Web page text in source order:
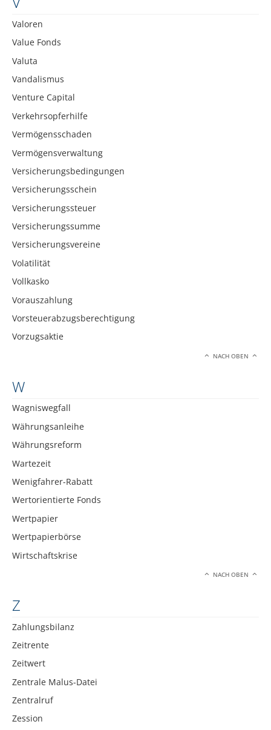
Valoren
Value Fonds
Valuta
Vandalismus
Venture Capital
Verkehrsopferhilfe
Vermögensschaden
Vermögensverwaltung
Versicherungsbedingungen
Versicherungsschein
Versicherungssteuer
Versicherungssumme
Versicherungsvereine
Volatilität
Vollkasko
Vorauszahlung
Vorsteuerabzugsberechtigung
Vorzugsaktie
NACH OBEN
W
Wagniswegfall
Währungsanleihe
Währungsreform
Wartezeit
Wenigfahrer-Rabatt
Wertorientierte Fonds
Wertpapier
Wertpapierbörse
Wirtschaftskrise
NACH OBEN
Z
Zahlungsbilanz
Zeitrente
Zeitwert
Zentrale Malus-Datei
Zentralruf
Zession